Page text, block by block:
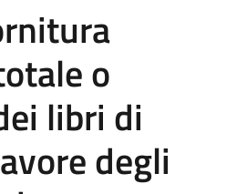
o
libri di
degli